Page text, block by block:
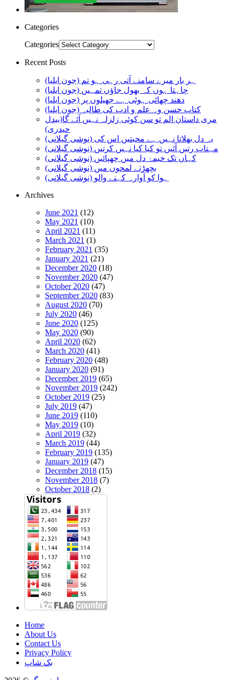
Categories
Categories
Recent Posts
ہر بار میرے سامنے آتی رہی ہو تم (جون ایلیا)
چاہتا ہوں کہ بھول جاؤں تمہیں (جون ایلیا)
دھند چھائی ہوئی ہے جھیلوں پر (جون ایلیا)
کتاب حسن وہ علم و ادب کی طالبہ (جون ایلیا)
مری داستان الم تو سن کوئی زلزلہ نہیں آئے گا(بیدل
حیدری)
یہ دل بھلاتا نہیں ہے محبتیں اس کی (نوشی گیلانی)
مہتاب رتیں آئیں تو کیا کیا نہیں کرتیں (نوشی گیلانی)
کہاں تک خیمۂ دل میں چھپائیں (نوشی گیلانی)
بچھڑتے لمحوں میں (نوشی گیلانی)
ہوا کو آوارہ کہنے والو (نوشی گیلانی)
Archives
June 2021 (12)
May 2021 (10)
April 2021 (11)
March 2021 (1)
February 2021 (35)
January 2021 (21)
December 2020 (18)
November 2020 (47)
October 2020 (47)
September 2020 (83)
August 2020 (70)
July 2020 (46)
June 2020 (125)
May 2020 (90)
April 2020 (62)
March 2020 (41)
February 2020 (48)
January 2020 (91)
December 2019 (65)
November 2019 (242)
October 2019 (25)
July 2019 (47)
June 2019 (110)
May 2019 (10)
April 2019 (32)
March 2019 (44)
February 2019 (135)
January 2019 (47)
December 2018 (15)
November 2018 (7)
October 2018 (2)
Home
About Us
Contact Us
Privacy Policy
بک شاپ